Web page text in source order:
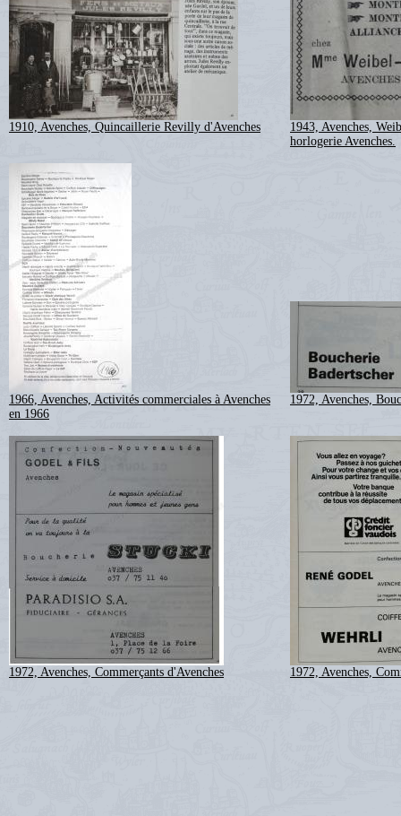
1910, Avenches, Quincaillerie Revilly d'Avenches
1943, Avenches,
horlogerie Avenches.
1966, Avenches, Activités commerciales à Avenches
en 1966
1972, Avenches,
1972, Avenches, Commerçants d'Avenches 1972, Avenches,